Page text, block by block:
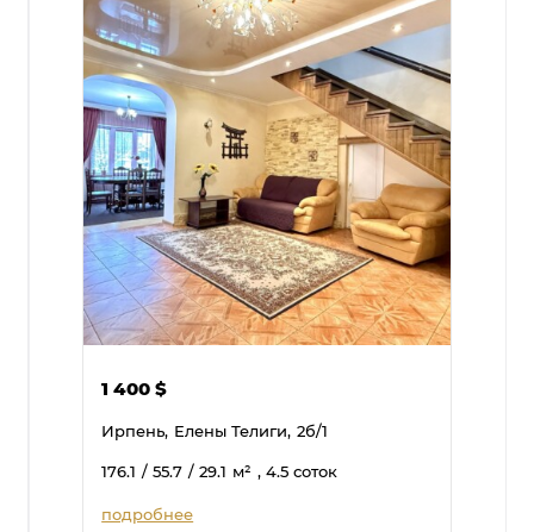
1 400$
Ирпень, Елены Телиги, 2б/1
176.1 / 55.7 / 29.1 м² , 4.5 соток
подробнее